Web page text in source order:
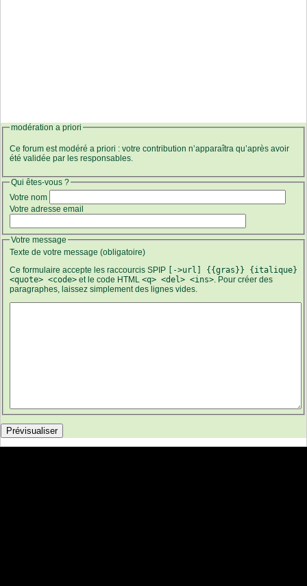
modération a priori
Ce forum est modéré a priori : votre contribution n’apparaîtra qu’après avoir
été validée par les responsables.
Qui êtes-vous ?
Votre nom
Votre adresse email
Votre message
Texte de votre message (obligatoire)
Ce formulaire accepte les raccourcis SPIP
[->url] {{gras}} {italique}
<quote> <code> et le code HTML <q> <del> <ins>. Pour créer des
paragraphes, laissez simplement des lignes vides.